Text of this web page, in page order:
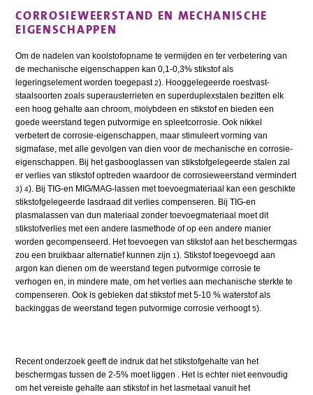
CORROSIEWEERSTAND EN MECHANISCHE
EIGENSCHAPPEN
Om de nadelen van koolstofopname te vermijden en ter verbetering van
de mechanische eigenschappen kan 0,1-0,3% stikstof als
legeringselement worden toegepast2). Hooggelegeerde roestvast-
staalsoorten zoals superausterrieten en superduplexstalen bezitten elk
een hoog gehalte aan chroom, molybdeen en stikstof en bieden een
goede weerstand tegen putvormige en spleetcorrosie. Ook nikkel
verbetert de corrosie-eigenschappen, maar stimuleert vorming van
sigmafase, met alle gevolgen van dien voor de mechanische en corrosie-
eigenschappen. Bij het gasbooglassen van stikstofgelegeerde stalen zal
er verlies van stikstof optreden waardoor de corrosieweerstand vermindert
3)4). Bij TIG-en MIG/MAG-lassen met toevoegmateriaal kan een geschikte
stikstofgelegeerde lasdraad dit verlies compenseren. Bij TIG-en
plasmalassen van dun materiaal zonder toevoegmateriaal moet dit
stikstofverlies met een andere lasmethode of op een andere manier
worden gecompenseerd. Het toevoegen van stikstof aan het beschermgas
zou een bruikbaar alternatief kunnen zijn 1 ). Stikstof toegevoegd aan
argon kan dienen om de weerstand tegen putvormige corrosie te
verhogen en, in mindere mate, om het verlies aan mechanische sterkte te
compenseren. Ook is gebleken dat stikstof met 5-10 % waterstof als
backinggas de weerstand tegen putvormige corrosie verhoogt5).
Recent onderzoek geeft de indruk dat het stikstofgehalte van het
beschermgas tussen de 2-5% moet liggen . Het is echter niet eenvoudig
om het vereiste gehalte aan stikstof in het lasmetaal vanuit het